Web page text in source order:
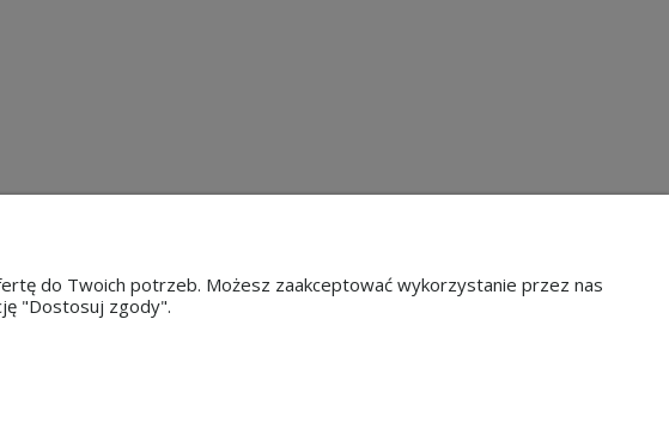
do Twoich potrzeb. Możesz zaakceptować wykorzystanie przez nas
"Dostosuj zgody".